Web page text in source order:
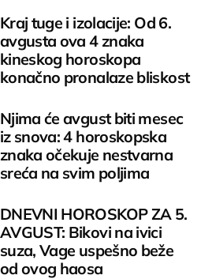
Kraj tuge i izolacije: Od 6.
avgusta ova 4 znaka
kineskog horoskopa
konačno pronalaze bliskost
Njima će avgust biti mesec
iz snova: 4 horoskopska
znaka očekuje nestvarna
sreća na svim poljima
DNEVNI HOROSKOP ZA 5.
AVGUST: Bikovi na ivici
suza, Vage uspešno beže
od ovog haosa